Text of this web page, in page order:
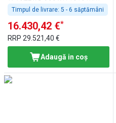
Timpul de livrare: 5 - 6 săptămâni
16.430,42 €*
RRP 29.521,40 €
Adaugă in coş